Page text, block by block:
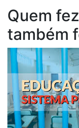
Quem
também